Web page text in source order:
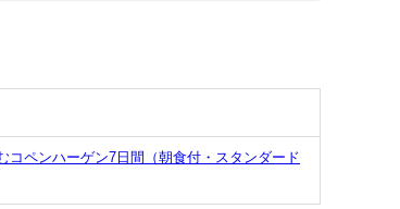
コペンハーゲン7日間（朝食付・スタンダード